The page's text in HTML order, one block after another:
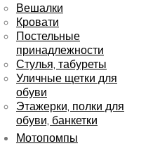
Вешалки
Кровати
Постельные
принадлежности
Стулья, табуреты
Уличные щетки для
обуви
Этажерки, полки для
обуви, банкетки
Мотопомпы